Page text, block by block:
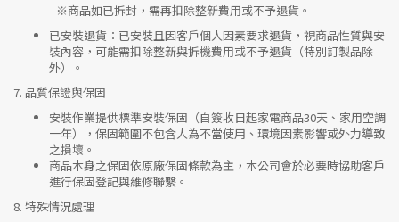
※商品如已拆封，需再扣除整新費用或不予退貨。
已安裝退貨 ：已安裝且因客戶個人因素要求退貨，視商品性質與安
裝內容，可能需扣除整新與拆機費用或不予退貨（特別訂製品除
外）。
7. 品質保證與保固
安裝作業提供標準安裝保固（自簽收日起家電商品30天、家用空調
一年），保固範圍不包含人為不當使用、環境因素影響或外力導致
之損壞。
商品本身之保固依原廠保固條款為主，本公司會於必要時協助客戶
進行保固登記與維修聯繫。
8. 特殊情況處理